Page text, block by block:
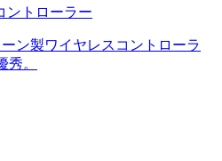
ントローラー
ン製ワイヤレスコントローラ
。